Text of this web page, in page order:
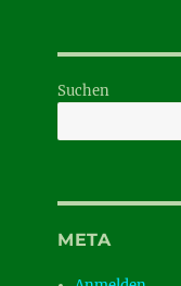
Suchen
META